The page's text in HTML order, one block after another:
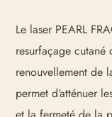
Le laser PEARL
resurfaçage cutané
renouvellement de
permet d’atténuer